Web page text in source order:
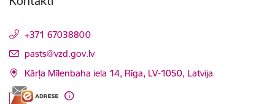
+371 67038800
E-pasts:
pasts@vzd.gov.lv
Kārļa Mīlenbaha iela 14, Rīga, LV-1050, Latvija